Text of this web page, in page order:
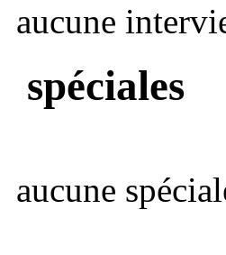
aucune
spéciales
aucune